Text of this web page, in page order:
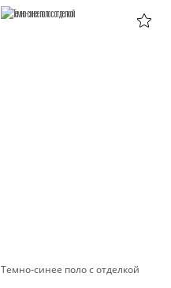
Темно-синее поло с отделкой